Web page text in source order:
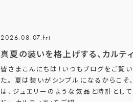
2026.08.07.fri
真夏の装いを格上げする、カルテ
皆さまこんにちは！いつもブログをご覧
た。 夏は装いがシンプルになるからこそ
は、ジュエリーのような気品と時計とし